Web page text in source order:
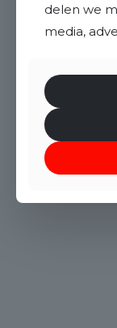
delen we
media,